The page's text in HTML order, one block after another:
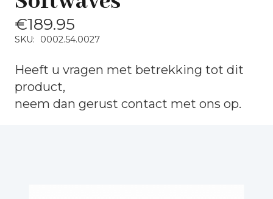
€189.95
SKU: 0002.54.0027
Heeft u vragen met betrekking tot dit
product,
neem dan gerust contact met ons op.